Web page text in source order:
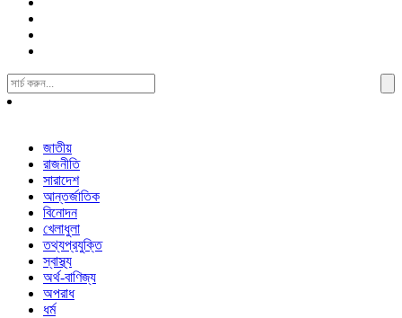
Search
For:
জাতীয়
রাজনীতি
সারাদেশ
আন্তর্জাতিক
বিনোদন
খেলাধুলা
তথ্যপ্রযুক্তি
স্বাস্থ্য
অর্থ-বাণিজ্য
অপরাধ
ধর্ম